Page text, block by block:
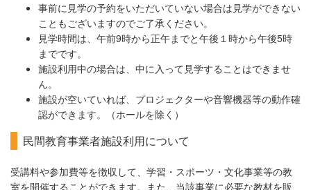
事前に見学の予約をいただいていない場合は見学ができない
こともございますのでご了承ください。
見学時間は、午前9時から正午までと午後１時から午後5時
までです。
施設利用中の場合は、中に入って見学することはできませ
ん。
施設が空いていれば、プロジェクターや音響機器等の動作確
認ができます。（ホールを除く）
民間教育事業者施設利用について
受講料や参加費等を徴収して、学習・スポーツ・文化事業等の教
室を開催することができます。また、当該事業に必要な教材を販